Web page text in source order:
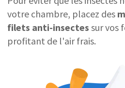
votre chambre, placez des
filets anti-insectes sur vos
profitant de l'air frais.